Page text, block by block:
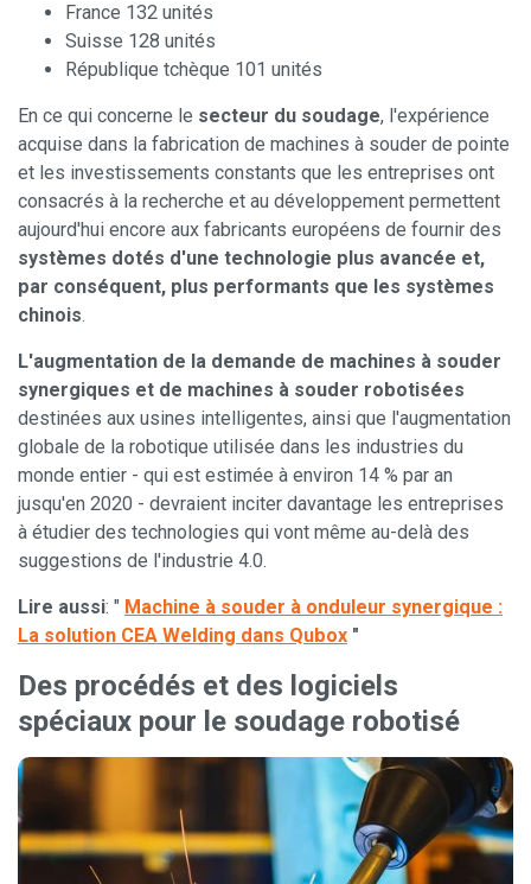
France 132 unités
Suisse 128 unités
République tchèque 101 unités
En ce qui concerne le secteur du soudage, l'expérience
acquise dans la fabrication de machines à souder de pointe
et les investissements constants que les entreprises ont
consacrés à la recherche et au développement permettent
aujourd'hui encore aux fabricants européens de fournir des
systèmes dotés d'une technologie plus avancée et,
par conséquent, plus performants que les systèmes
chinois.
L'augmentation de la demande de machines à souder
synergiques et de machines à souder robotisées
destinées aux usines intelligentes, ainsi que l'augmentation
globale de la robotique utilisée dans les industries du
monde entier - qui est estimée à environ 14 % par an
jusqu'en 2020 - devraient inciter davantage les entreprises
à étudier des technologies qui vont même au-delà des
suggestions de l'industrie 4.0.
Lire aussi: " Machine à souder à onduleur synergique :
La solution CEA Welding dans Qubox "
Des procédés et des logiciels
spéciaux pour le soudage robotisé